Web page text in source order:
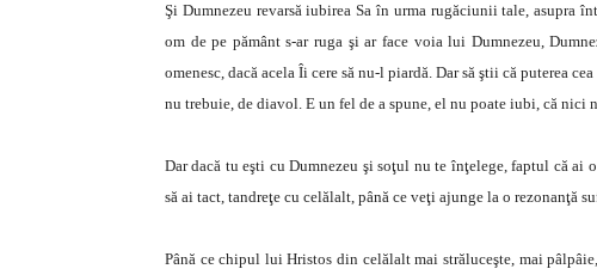
Şi Dumnezeu revarsă iubirea Sa în urma rugăciunii tale,
om de pe pământ s-ar ruga şi ar face voia lui Dumnezeu,
omenesc, dacă acela Îi cere să nu-l piardă. Dar să ştii că puterea
nu trebuie, de diavol. E un fel de a spune, el nu poate iubi, că nici
Dar dacă tu eşti cu Dumnezeu şi soţul nu te înţelege, faptul că ai
să ai tact, tandreţe cu celălalt, până ce veţi ajunge la o rezonanţă
Până ce chipul lui Hristos din celălalt mai străluceşte, mai